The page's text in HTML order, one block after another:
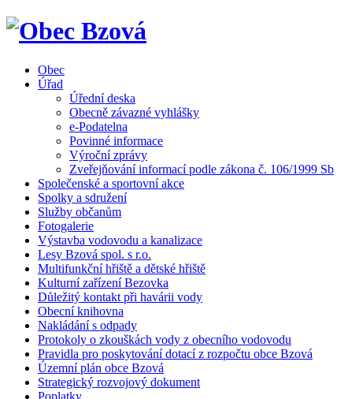
Obec
Úřad
Úřední deska
Obecně závazné vyhlášky
e-Podatelna
Povinné informace
Výroční zprávy
Zveřejňování informací podle zákona č. 106/1999 Sb
Společenské a sportovní akce
Spolky a sdružení
Služby občanům
Fotogalerie
Výstavba vodovodu a kanalizace
Lesy Bzová spol. s r.o.
Multifunkční hřiště a dětské hřiště
Kulturní zařízení Bezovka
Důležitý kontakt při havárii vody
Obecní knihovna
Nakládání s odpady
Protokoly o zkouškách vody z obecního vodovodu
Pravidla pro poskytování dotací z rozpočtu obce Bzová
Územní plán obce Bzová
Strategický rozvojový dokument
Poplatky